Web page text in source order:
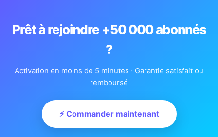
Prêt à rejoindre +50 000 abonnés
?
Activation en moins de 5 minutes · Garantie satisfait ou
remboursé
⚡ Commander maintenant